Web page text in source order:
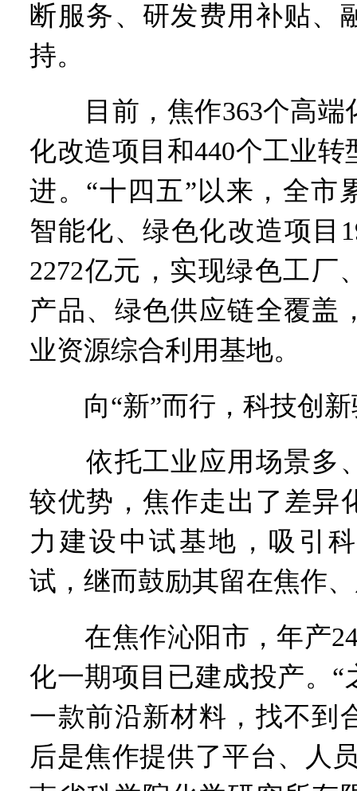
断服务、研发费用补贴、
持。
目前，焦作363个高端
化改造项目和440个工业
进。“十四五”以来，全市
智能化、绿色化改造项目
2272亿元，实现绿色工厂
产品、绿色供应链全覆盖
业资源综合利用基地。
向“新”而行，科技创新
依托工业应用场景多
较优势，焦作走出了差
力建设中试基地，吸引
试，继而鼓励其留在焦作
在焦作沁阳市，年产
化一期项目已建成投产。“
一款前沿新材料，找不到
后是焦作提供了平台、人